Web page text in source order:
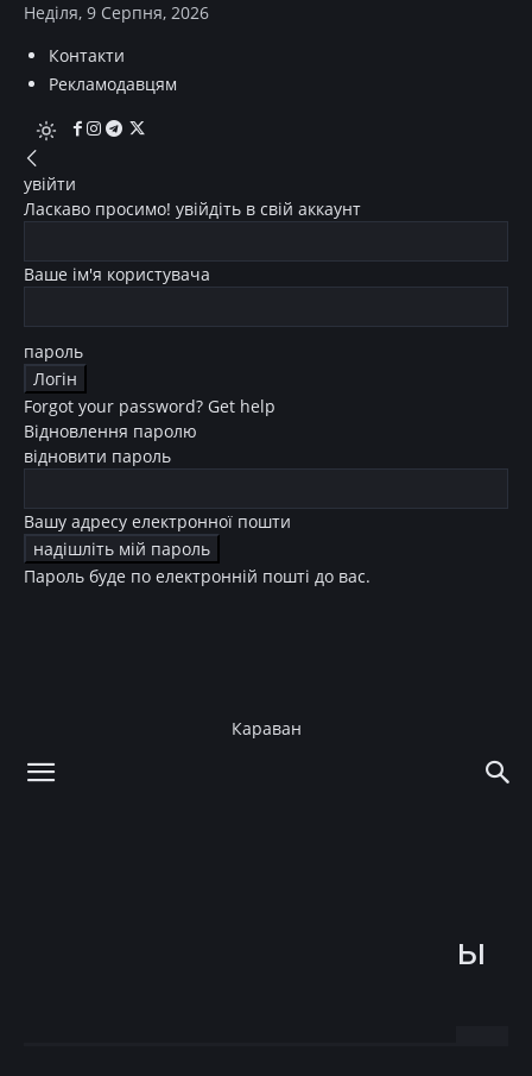
Неділя, 9 Серпня, 2026
Контакти
Рекламодавцям
увійти
Ласкаво просимо! увійдіть в свій аккаунт
Ваше ім'я користувача
пароль
Forgot your password? Get help
Відновлення паролю
відновити пароль
Вашу адресу електронної пошти
Пароль буде по електронній пошті до вас.
Караван
Кравец покрасила волосы